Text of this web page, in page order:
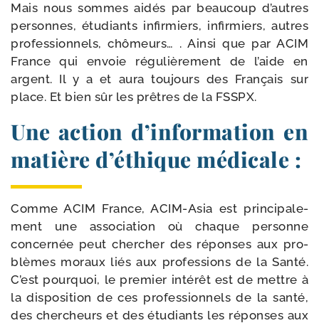
Mais nous sommes aidés par beau­coup d’autres
per­sonnes, étu­diants infir­miers, infir­miers, autres
pro­fes­sion­nels, chô­meurs… . Ainsi que par ACIM
France qui envoie régu­liè­re­ment de l’aide en
argent. Il y a et aura tou­jours des Français sur
place. Et bien sûr les prêtres de la FSSPX.
Une action d’information en
matière d’éthique médicale :
Comme ACIM France, ACIM-​Asia est prin­ci­pa­le­
ment une asso­cia­tion où chaque per­sonne
concer­née peut cher­cher des réponses aux pro­
blèmes moraux liés aux pro­fes­sions de la Santé.
C’est pour­quoi, le pre­mier inté­rêt est de mettre à
la dis­po­si­tion de ces pro­fes­sion­nels de la san­té,
des cher­cheurs et des étu­diants les réponses aux